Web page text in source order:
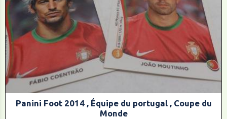
Panini Foot 2014 , Équipe du portugal , Coupe du
Monde